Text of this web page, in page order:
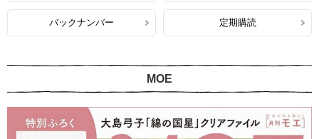
バックナンバー 定期購読
MOE